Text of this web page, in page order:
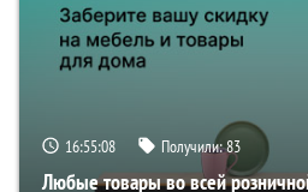
16:55:07 Получили:83
Любые товары во всей